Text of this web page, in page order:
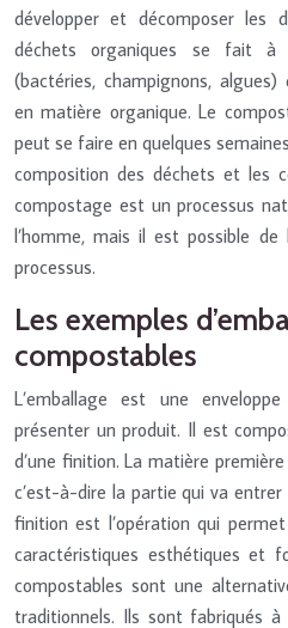
développer et décomposer les
déchets organiques se fait à
(bactéries, champignons,
en matière organique. Le
peut se faire en quelques
composition des déchets et les
compostage est un processus
l’homme, mais il est possible
processus.
Les exemples
compostables
L’emballage est une
présenter un produit. Il est
d’une finition. La matière
c’est-à-dire la partie qui va
finition est l’opération qui
caractéristiques esthétiques et
compostables sont une
traditionnels. Ils sont fabriqués